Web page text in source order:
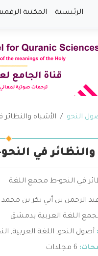
الرئيسية المكتبة
النحو الأشباه
والنظائر في
في النحو-ط مجمع اللغة
الرحمن بن أبي بكر بن
اللغة العربية بدمشق
أصول النحو, اللغة العربية,
6 مجلدات